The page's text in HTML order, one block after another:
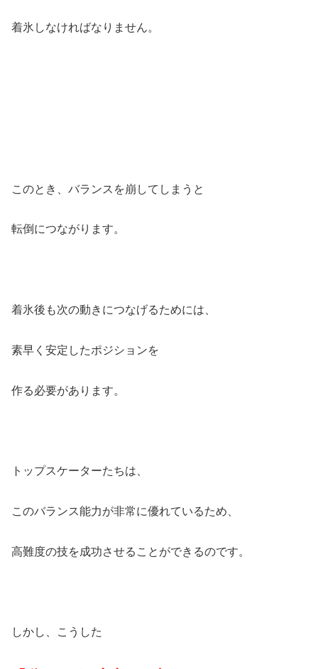
着氷しなければなりません。
このとき、バランスを崩してしまうと
転倒につながります。
着氷後も次の動きにつなげるためには、
素早く安定したポジションを
作る必要があります。
トップスケーターたちは、
このバランス能力が非常に優れているため、
高難度の技を成功させることができるのです。
しかし、こうした